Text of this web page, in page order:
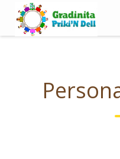
content